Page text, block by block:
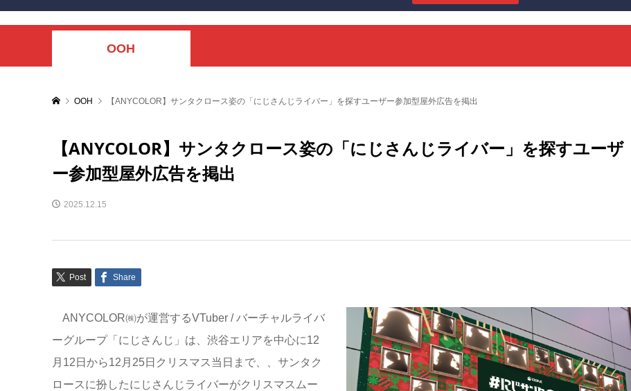
OOH
OOH 【ANYCOLOR】サンタクロース姿の「にじさんじライバー」を探すユーザー参加型屋外広告を掲出
【ANYCOLOR】サンタクロース姿の「にじさんじライバー」を探すユーザ
ー参加型屋外広告を掲出
2025.12.15
Post Share
ANYCOLOR㈱が運営するVTuber / バーチャルライバ
ーグループ「にじさんじ」は、渋谷エリアを中心に12
月12日から12月25日クリスマス当日まで、、サンタク
ロースに扮したにじさんじライバーがクリスマスムー